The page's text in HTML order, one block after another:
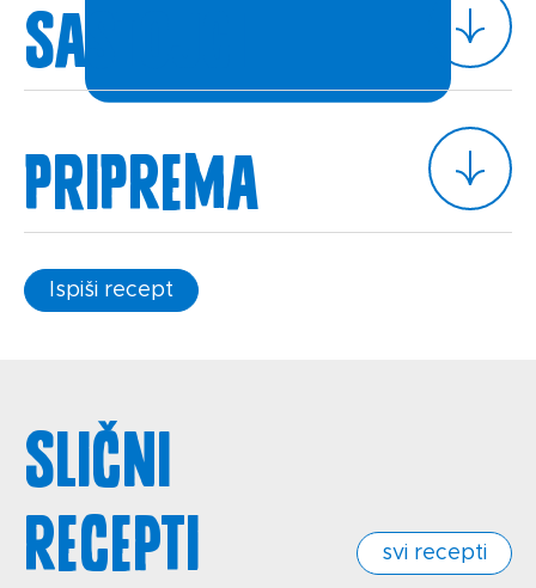
Sastojci
Priprema
Ispiši recept
Slični
recepti
svi recepti